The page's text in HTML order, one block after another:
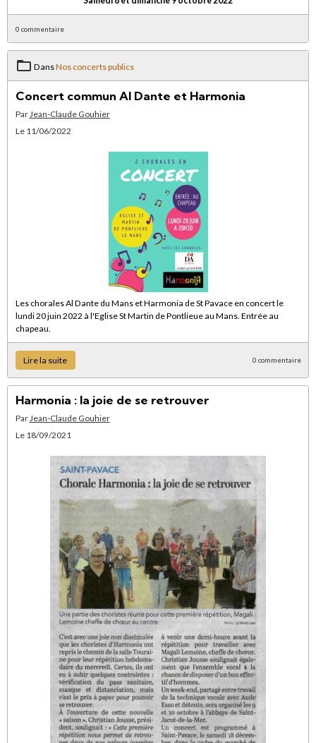
0 commentaire
DansNos concerts publics
Concert commun Al Dante et Harmonia
Par Jean-Claude Gouhier
Le 11/06/2022
Les chorales Al Dante du Mans et Harmonia de St Pavace en concert le
lundi 20 juin 2022 à l'Eglise St Martin de Pontlieue au Mans. Entrée au
chapeau.
Lire la suite 0 commentaire
Harmonia : la joie de se retrouver
ParJean-Claude Gouhier
Le 18/09/2021